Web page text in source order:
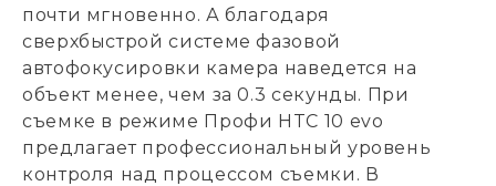
почти мгновенно. А благодаря
сверхбыстрой системе фазовой
автофокусировки камера наведется на
объект менее, чем за 0.3 секунды. При
съемке в режиме Профи HTC 10 evo
предлагает профессиональный уровень
контроля над процессом съемки. В